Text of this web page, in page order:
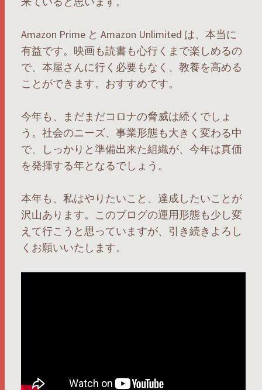
Amazon Prime と Amazon Unlimited は、本当に
有益です。映画も読書も心行くまで楽しめるの
で、本屋さんに行く必要もなく、教養を高める
ことができます。おすすめです。
今年も、まだまだコロナの脅威は続くでしょ
う。社会のニーズ、事業形態も大きく変わる中
で、しっかりと準備出来た組織が、今年は真価
を発揮する年となるでしょう。
本年も、私はやりたいこと、達成したいことが
沢山あります。このブログの運用形態も少し変
えて行こうと思っていますが、引き続きよろし
くお願いいたします。